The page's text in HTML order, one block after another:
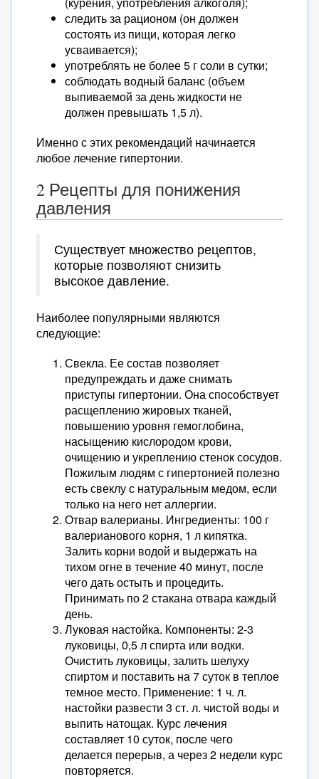
следить за рационом (он должен
состоять из пищи, которая легко
усваивается);
употреблять не более 5 г соли в сутки;
соблюдать водный баланс (объем
выпиваемой за день жидкости не
должен превышать 1,5 л).
Именно с этих рекомендаций начинается
любое лечение гипертонии.
2 Рецепты для понижения
давления
Существует множество рецептов,
которые позволяют снизить
высокое давление.
Наиболее популярными являются
следующие:
Свекла. Ее состав позволяет
предупреждать и даже снимать
приступы гипертонии. Она способствует
расщеплению жировых тканей,
повышению уровня гемоглобина,
насыщению кислородом крови,
очищению и укреплению стенок сосудов.
Пожилым людям с гипертонией полезно
есть свеклу с натуральным медом, если
только на него нет аллергии.
Отвар валерианы. Ингредиенты: 100 г
валерианового корня, 1 л кипятка.
Залить корни водой и выдержать на
тихом огне в течение 40 минут, после
чего дать остыть и процедить.
Принимать по 2 стакана отвара каждый
день.
Луковая настойка. Компоненты: 2-3
луковицы, 0,5 л спирта или водки.
Очистить луковицы, залить шелуху
спиртом и поставить на 7 суток в теплое
темное место. Применение: 1 ч. л.
настойки развести 3 ст. л. чистой воды и
выпить натощак. Курс лечения
составляет 10 суток, после чего
делается перерыв, а через 2 недели курс
повторяется.